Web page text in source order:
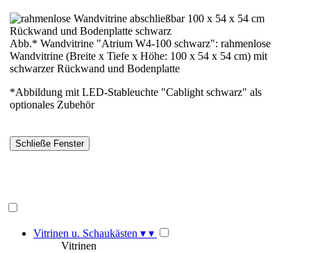
Abb.* Wandvitrine "Atrium W4-100 schwarz": rahmenlose
Wandvitrine (Breite x Tiefe x Höhe: 100 x 54 x 54 cm) mit
schwarzer Rückwand und Bodenplatte
*Abbildung mit LED-Stableuchte "Cablight schwarz" als
optionales Zubehör
Vitrinen u. Schaukästen ▾ ▾
Vitrinen